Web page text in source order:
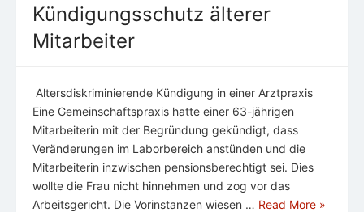
Kündigungsschutz älterer
Mitarbeiter
Altersdiskriminierende Kündigung in einer Arztpraxis
Eine Gemeinschaftspraxis hatte einer 63-jährigen
Mitarbeiterin mit der Begründung gekündigt, dass
Veränderungen im Laborbereich anstünden und die
Mitarbeiterin inzwischen pensionsberechtigt sei. Dies
wollte die Frau nicht hinnehmen und zog vor das
Arbeitsgericht. Die Vorinstanzen wiesen … Read More »